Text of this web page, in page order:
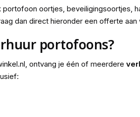
oortjes, beveiligingsoortjes,
dan direct hieronder een offerte aan
portofoons?
ontvang je één of meerdere